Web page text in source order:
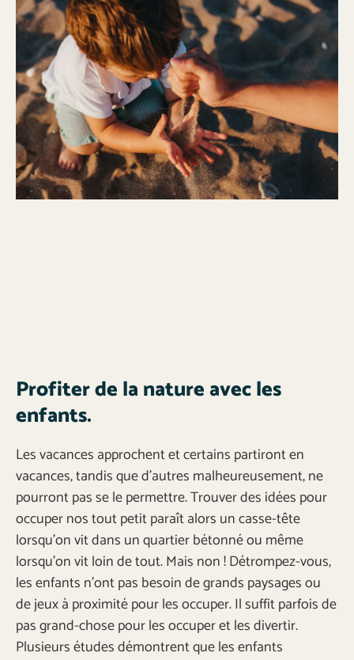
Profiter de la nature avec les
enfants.
Les vacances approchent et certains partiront en
vacances, tandis que d’autres malheureusement, ne
pourront pas se le permettre. Trouver des idées pour
occuper nos tout petit paraît alors un casse-tête
lorsqu’on vit dans un quartier bétonné ou même
lorsqu’on vit loin de tout. Mais non ! Détrompez-vous,
les enfants n’ont pas besoin de grands paysages ou
de jeux à proximité pour les occuper. Il suffit parfois de
pas grand-chose pour les occuper et les divertir.
Plusieurs études démontrent que les enfants